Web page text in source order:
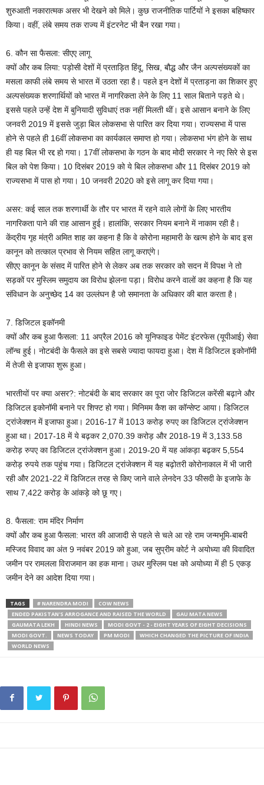
शुरुआती नकारात्मक असर भी देखने को मिले। कुछ राजनीतिक पार्टियों ने इसका बहिष्कार
किया। वहीं, लंबे समय तक राज्य में इंटरनेट भी बैन रखा गया।
6. कौन सा फैसला: सीएए लागू
क्यों और कब लिया: पड़ोसी देशों में प्रताड़ित हिंदू, सिख, बौद्ध और जैन अल्पसंख्यकों का
मसला काफी लंबे समय से भारत में उठता रहा है। पहले इन देशों में प्रताड़ना का शिकार हुए
अल्पसंख्यक शरणार्थियों को भारत में नागरिकता लेने के लिए 11 साल बिताने पड़ते थे।
इससे पहले उन्हें देश में बुनियादी सुविधाएं तक नहीं मिलती थीं। इसे आसान बनाने के लिए
जनवरी 2019 में इससे जुड़ा बिल लोकसभा से पारित कर दिया गया। राज्यसभा में पास
होने से पहले ही 16वीं लोकसभा का कार्यकाल समाप्त हो गया। लोकसभा भंग होने के साथ
ही यह बिल भी रद्द हो गया। 17वीं लोकसभा के गठन के बाद मोदी सरकार ने नए सिरे से इस
बिल को पेश किया। 10 दिसंबर 2019 को ये बिल लोकसभा और 11 दिसंबर 2019 को
राज्यसभा में पास हो गया। 10 जनवरी 2020 को इसे लागू कर दिया गया।
असर: कई साल तक शरणार्थी के तौर पर भारत में रहने वाले लोगों के लिए भारतीय
नागरिकता पाने की राह आसान हुई। हालांकि, सरकार नियम बनाने में नाकाम रही है।
केंद्रीय गृह मंत्री अमित शाह का कहना है कि वे कोरोना महामारी के खत्म होने के बाद इस
कानून को तत्काल प्रभाव से नियम सहित लागू कराएंगे।
सीएए कानून के संसद में पारित होने से लेकर अब तक सरकार को सदन में विपक्ष ने तो
सड़कों पर मुस्लिम समुदाय का विरोध झेलना पड़ा। विरोध करने वालों का कहना है कि यह
संविधान के अनुच्छेद 14 का उल्लंघन है जो समानता के अधिकार की बात करता है।
7. डिजिटल इकॉनमी
क्यों और कब हुआ फैसला: 11 अप्रैल 2016 को यूनिफाइड पेमेंट इंटरफेस (यूपीआई) सेवा
लॉन्च हुई। नोटबंदी के फैसले का इसे सबसे ज्यादा फायदा हुआ। देश में डिजिटल इकोनॉमी
में तेजी से इजाफा शुरू हुआ।
भारतीयों पर क्या असर?: नोटबंदी के बाद सरकार का पूरा जोर डिजिटल करेंसी बढ़ाने और
डिजिटल इकोनॉमी बनाने पर शिफ्ट हो गया। मिनिमम कैश का कॉन्सेप्ट आया। डिजिटल
ट्रांजेक्शन में इजाफा हुआ। 2016-17 में 1013 करोड़ रुपए का डिजिटल ट्रांजेक्शन
हुआ था। 2017-18 में ये बढ़कर 2,070.39 करोड़ और 2018-19 में 3,133.58
करोड़ रुपए का डिजिटल ट्रांजेक्शन हुआ। 2019-20 में यह आंकड़ा बढ़कर 5,554
करोड़ रुपये तक पहुंच गया। डिजिटल ट्रांजेक्शन में यह बढ़ोतरी कोरोनाकाल में भी जारी
रही और 2021-22 में डिजिटल तरह से किए जाने वाले लेनदेन 33 फीसदी के इजाफे के
साथ 7,422 करोड़ के आंकड़े को छू गए।
8. फैसला: राम मंदिर निर्माण
क्यों और कब हुआ फैसला: भारत की आजादी से पहले से चले आ रहे राम जन्मभूमि-बाबरी
मस्जिद विवाद का अंत 9 नवंबर 2019 को हुआ, जब सुप्रीम कोर्ट ने अयोध्या की विवादित
जमीन पर रामलला विराजमान का हक माना। उधर मुस्लिम पक्ष को अयोध्या में ही 5 एकड़
जमीन देने का आदेश दिया गया।
TAGS # NARENDRA MODI
COW NEWS
ENDED PAKISTAN'S ARROGANCE AND RAISED THE WORLD
GAU MATA NEWS
GAUMATA LEKH
HINDI NEWS
MODI GOVT - 2 - EIGHT YEARS OF EIGHT DECISIONS
MODI GOVT.
NEWS TODAY PM MODI
WHICH CHANGED THE PICTURE OF INDIA
WORLD NEWS